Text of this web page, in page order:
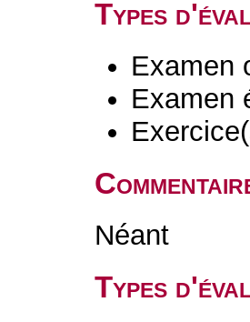
Types
Examen
Examen
Néant
Types